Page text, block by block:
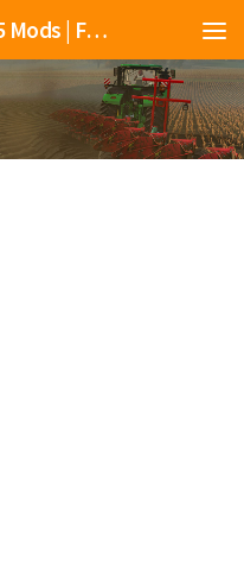
Landwirtschafts Simulator 25 Mods | Farming Simulator 25 Mods | FS25 Mods